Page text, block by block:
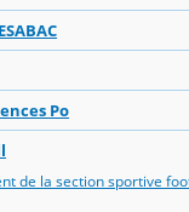
Po
de la section sportive